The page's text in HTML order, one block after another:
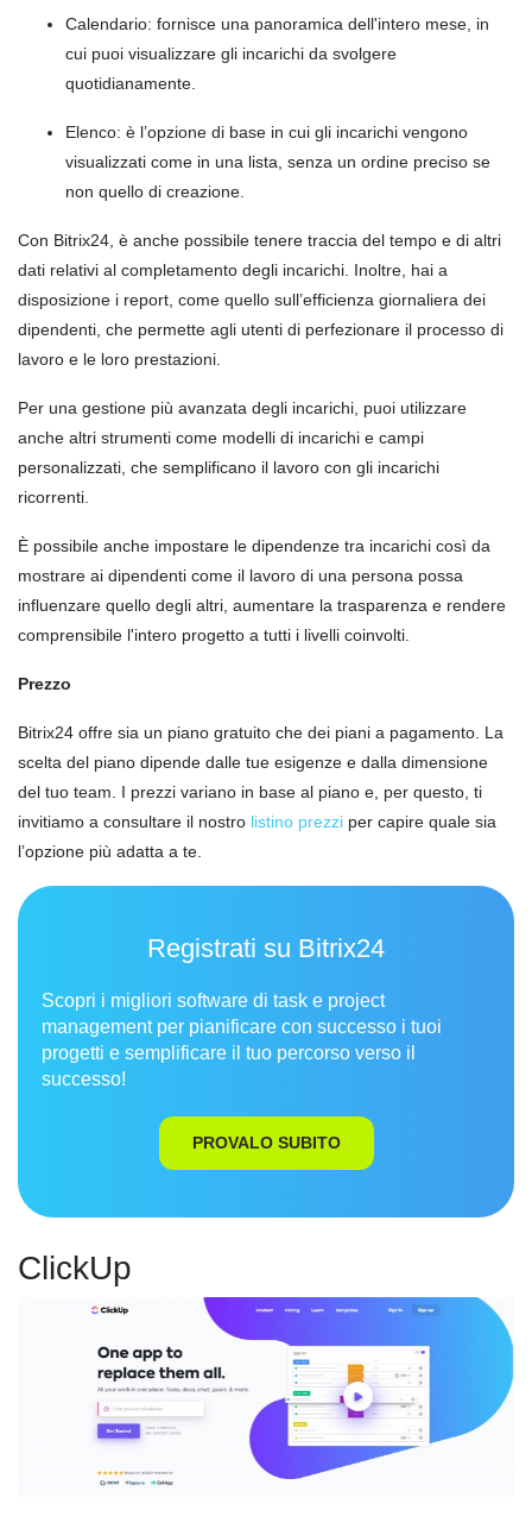
Calendario: fornisce una panoramica dell'intero mese, in
cui puoi visualizzare gli incarichi da svolgere
quotidianamente.
Elenco: è l’opzione di base in cui gli incarichi vengono
visualizzati come in una lista, senza un ordine preciso se
non quello di creazione.
Con Bitrix24, è anche possibile tenere traccia del tempo e di altri
dati relativi al completamento degli incarichi. Inoltre, hai a
disposizione i report, come quello sull’efficienza giornaliera dei
dipendenti, che permette agli utenti di perfezionare il processo di
lavoro e le loro prestazioni.
Per una gestione più avanzata degli incarichi, puoi utilizzare
anche altri strumenti come modelli di incarichi e campi
personalizzati, che semplificano il lavoro con gli incarichi
ricorrenti.
È possibile anche impostare le dipendenze tra incarichi così da
mostrare ai dipendenti come il lavoro di una persona possa
influenzare quello degli altri, aumentare la trasparenza e rendere
comprensibile l'intero progetto a tutti i livelli coinvolti.
Prezzo
Bitrix24 offre sia un piano gratuito che dei piani a pagamento. La
scelta del piano dipende dalle tue esigenze e dalla dimensione
del tuo team. I prezzi variano in base al piano e, per questo, ti
invitiamo a consultare il nostro listino prezzi per capire quale sia
l’opzione più adatta a te.
Registrati su Bitrix24
Scopri i migliori software di task e project
management per pianificare con successo i tuoi
progetti e semplificare il tuo percorso verso il
successo!
PROVALO SUBITO
ClickUp